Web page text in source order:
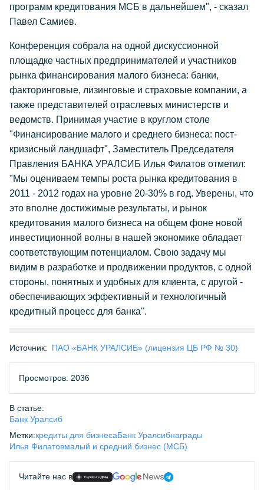
программ кредитования МСБ в дальнейшем", - сказал
Павел Самиев.
Конференция собрала на одной дискуссионной
площадке частных предпринимателей и участников
рынка финансирования малого бизнеса: банки,
факторинговые, лизинговые и страховые компании, а
также представителей отраслевых министерств и
ведомств. Принимая участие в круглом столе
"Финансирование малого и среднего бизнеса: пост-
кризисный ландшафт", Заместитель Председателя
Правления БАНКА УРАЛСИБ Илья Филатов отметил:
"Мы оцениваем темпы роста рынка кредитования в
2011 - 2012 годах на уровне 20-30% в год. Уверены, что
это вполне достижимые результаты, и рынок
кредитования малого бизнеса на общем фоне новой
инвестиционной волны в нашей экономике обладает
соответствующим потенциалом. Свою задачу мы
видим в разработке и продвижении продуктов, с одной
стороны, понятных и удобных для клиента, с другой -
обеспечивающих эффективный и технологичный
кредитный процесс для банка".
Источник: ПАО «БАНК УРАЛСИБ» (лицензия ЦБ РФ № 30)
Просмотров: 2036
В статье:
Банк Уралсиб
Метки:кредиты для бизнесаБанк Уралсибнаграды
Илья Филатовмалый и средний бизнес (МСБ)
Читайте нас в